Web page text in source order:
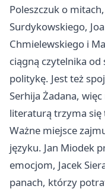
Poleszczuk o
Surdykowskiego,
Chmielewskiego i
ciągną czytelnika od
politykę. Jest też
Serhija Żadana,
literaturą trzyma
Ważne miejsce
języku. Jan Miodek
emocjom, Jacek
panach, którzy